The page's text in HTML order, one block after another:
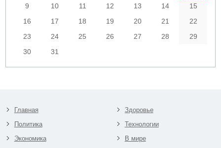
9
10 11 12 13 14
15
16
17 18 19 20 21
22
23
24 25 26 27 28
29
30
31
Главная
Политика
Экономика
Здоровье
Технологии
В мире